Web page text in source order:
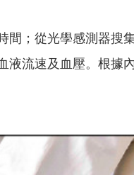
；從光學感測器搜
流速及血壓。根據